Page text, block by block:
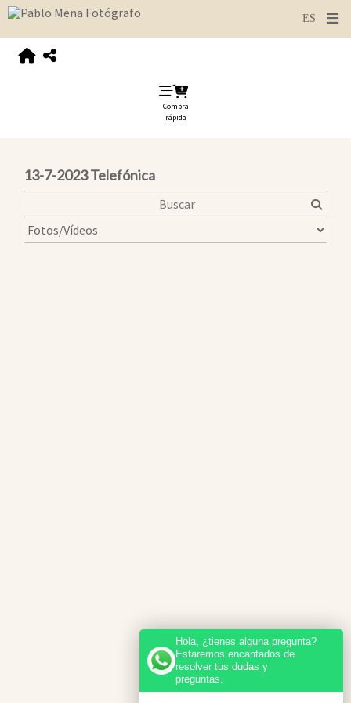
Compra
rápida
13-7-2023 Telefónica
Hola, ¿tienes alguna pregunta?
Estaremos encantados de
resolver tus dudas y
preguntas.